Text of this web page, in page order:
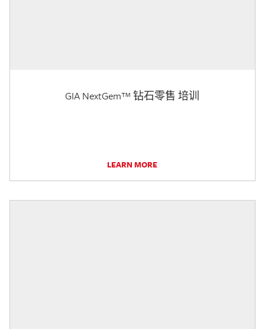
GIA NextGem™ 钻石零售 培训
LEARN MORE